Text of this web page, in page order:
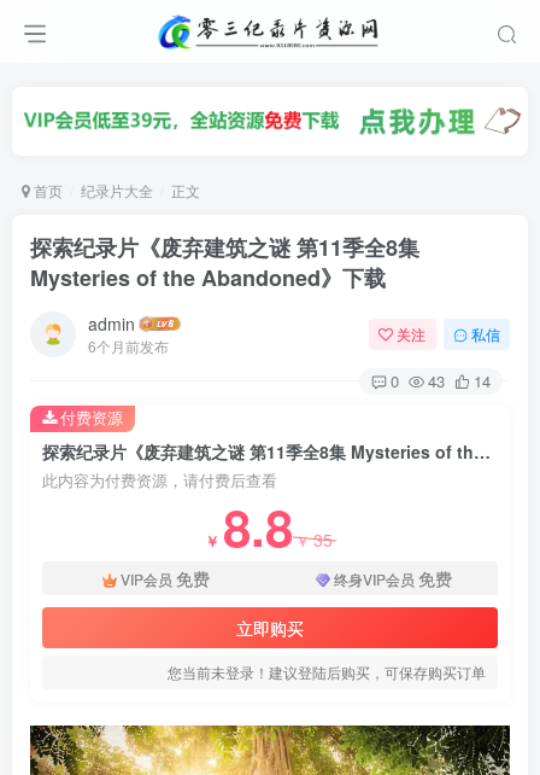
首页 纪录片大全 正文
探索纪录片《废弃建筑之谜 第11季全8集
Mysteries of the Abandoned》下载
admin
6个月前发布
关注 私信
0 43 14
探索纪录片《废弃建筑之谜 第11季全8集 Mysteries of the Abandoned》下载
此内容为付费资源，请付费后查看
￥ 8.8￥35
VIP会员 免费 终身VIP会员 免费
立即购买
您当前未登录！建议登陆后购买，可保存购买订单
付费资源